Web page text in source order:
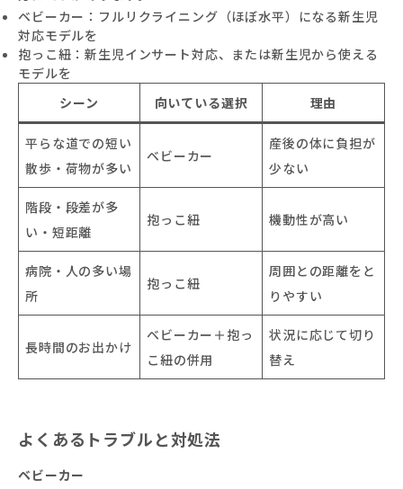
ベビーカー：フルリクライニング（ほぼ水平）になる新生児
対応モデルを
抱っこ紐：新生児インサート対応、または新生児から使える
モデルを
シーン
向いている選択 理由
平らな道での短い
散歩・荷物が多い
ベビーカー
産後の体に負担が
少ない
階段・段差が多
い・短距離
抱っこ紐 機動性が高い
病院・人の多い場
所
抱っこ紐
周囲との距離をと
りやすい
長時間のお出かけ
ベビーカー＋抱っ
こ紐の併用
状況に応じて切り
替え
よくあるトラブルと対処法
ベビーカー